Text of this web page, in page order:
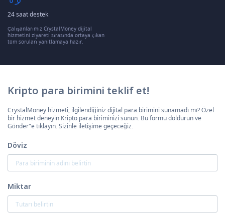
24 saat destek
Çalışanlarımız CrystalMoney dijital
hizmetini ziyareti sırasında ortaya çıkan
tüm soruları yanıtlamaya hazır.
Kripto para birimini teklif et!
CrystalMoney hizmeti, ilgilendiğiniz dijital para birimini sunamadı mı? Özel
bir hizmet deneyin Kripto para biriminizi sunun. Bu formu doldurun ve
Gönder"e tıklayın. Sizinle iletişime geçeceğiz.
Döviz
Miktar